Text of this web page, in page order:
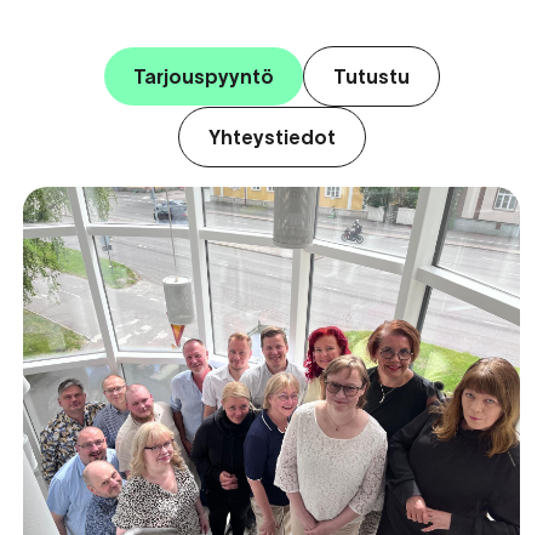
Tarjouspyyntö Tutustu
Yhteystiedot